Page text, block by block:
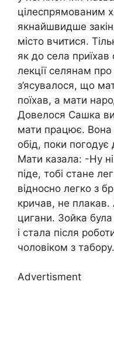
цілеспрямованим
якнайшвидше
місто вчитися.
як до села приїхав
лекції селянам про
з’ясувалося, що
поїхав, а мати
Довелося Сашка
мати працює. Вона
обід, поки погодує
Мати казала: -Ну
піде, тобі стане
відносно легко з
кричав, не плакав.
цигани. Зойка
і стала після
чоловіком з табору.
Advertisment